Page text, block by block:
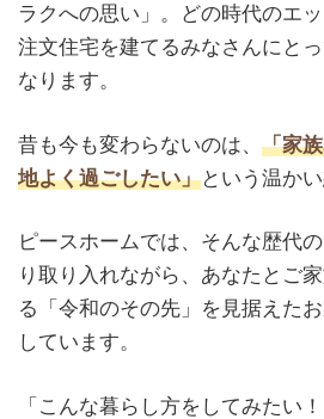
ラクへの思い」。どの時代のエ
注文住宅を建てるみなさんにと
なります。
昔も今も変わらないのは、 「家
地よく過ごしたい」という温か
ピースホームでは、そんな歴代
り取り入れながら、あなたとご
る「令和のその先」を見据えた
しています。
「こんな暮らし方をしてみたい